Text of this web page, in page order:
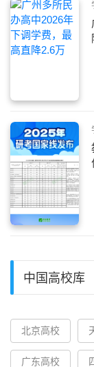
中国高校库
北京高校
广东高校